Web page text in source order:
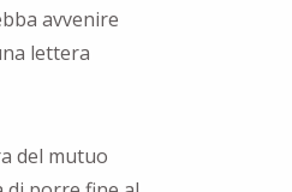
avvenire
lettera
del mutuo